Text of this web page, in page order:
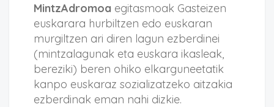
MintzAdromoa egitasmoak Gasteizen
euskarara hurbiltzen edo euskaran
murgiltzen ari diren lagun ezberdinei
(mintzalagunak eta euskara ikasleak,
bereziki) beren ohiko elkarguneetatik
kanpo euskaraz sozializatzeko aitzakia
ezberdinak eman nahi dizkie.